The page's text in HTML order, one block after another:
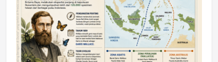
DAERAH
Astra Motor Kalimantan Timur 2 Dukung
Mahasiswa Samarinda dalam Astra
Honda SDGs Future Leaders 2026
Jumat, 10 Jul 2026 19:01